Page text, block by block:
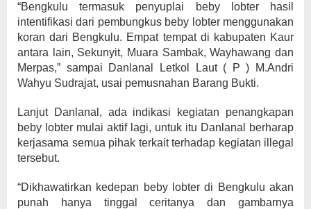
“Bengkulu termasuk penyuplai beby lobter hasil
intentifikasi dari pembungkus beby lobter menggunakan
koran dari Bengkulu. Empat tempat di kabupaten Kaur
antara lain, Sekunyit, Muara Sambak, Wayhawang dan
Merpas,” sampai Danlanal Letkol Laut ( P ) M.Andri
Wahyu Sudrajat, usai pemusnahan Barang Bukti.
Lanjut Danlanal, ada indikasi kegiatan penangkapan
beby lobter mulai aktif lagi, untuk itu Danlanal berharap
kerjasama semua pihak terkait terhadap kegiatan illegal
tersebut.
“Dikhawatirkan kedepan beby lobter di Bengkulu akan
punah hanya tinggal ceritanya dan gambarnya